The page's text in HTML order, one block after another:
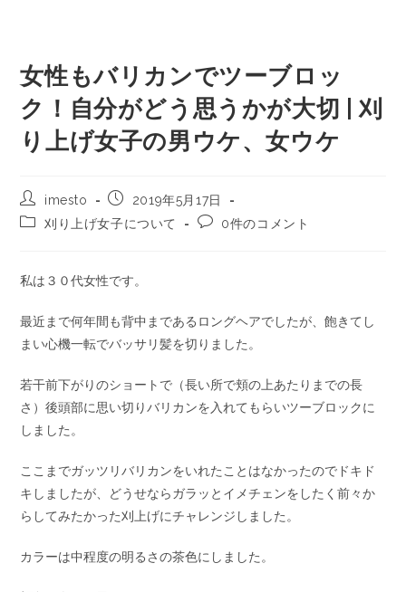
女性もバリカンでツーブロッ
ク！自分がどう思うかが大切 | 刈
り上げ女子の男ウケ、女ウケ
imesto
2019年5月17日
刈り上げ女子について
0件のコメント
私は３０代女性です。
最近まで何年間も背中まであるロングヘアでしたが、飽きてし
まい心機一転でバッサリ髪を切りました。
若干前下がりのショートで（長い所で頬の上あたりまでの長
さ）後頭部に思い切りバリカンを入れてもらいツーブロックに
しました。
ここまでガッツリバリカンをいれたことはなかったのでドキド
キしましたが、どうせならガラッとイメチェンをしたく前々か
らしてみたかった刈上げにチャレンジしました。
カラーは中程度の明るさの茶色にしました。